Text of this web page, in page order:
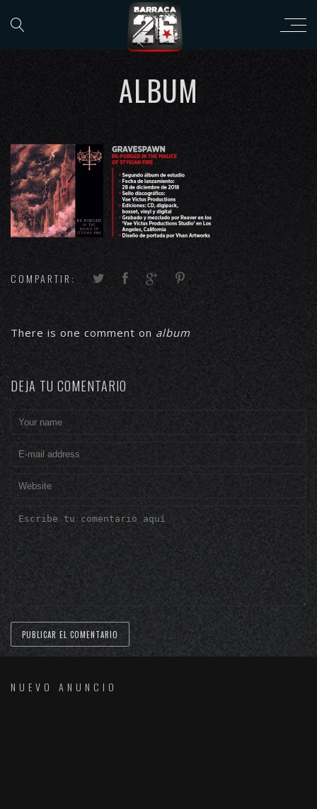
ALBUM
COMPARTIR:
There is one comment on album
DEJA TU COMENTARIO
NUEVO ANUNCIO